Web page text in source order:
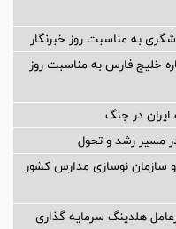
به مناسبت روز خبرنگار
خلیج فارس به مناسبت روز
در جنگ
مسیر رشد و تحول
سازمان نوسازی مدارس کشور
هلدینگ سرمایه گذاری